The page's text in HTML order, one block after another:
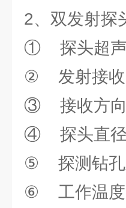
2、双发射探
① 探头超声
② 发射接收
③ 接收方向
④ 探头直径
⑤ 探测钻孔
⑥ 工作温度